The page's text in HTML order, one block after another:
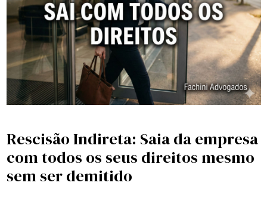
Rescisão Indireta: Saia da empresa
com todos os seus direitos mesmo
sem ser demitido